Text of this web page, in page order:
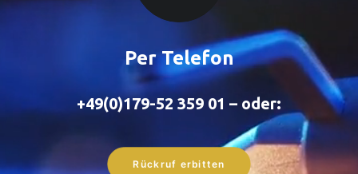
Per Telefon
+49(0)179-52 359 01 – oder:
Rückruf erbitten